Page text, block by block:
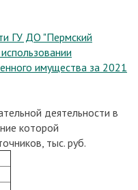
ГУ ДО "Пермский
имущества за 2021
деятельности в
которой
тыс. руб.